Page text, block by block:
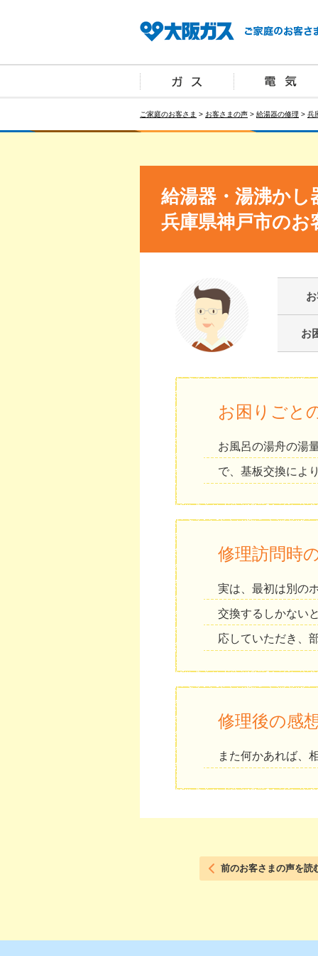
ご家庭のお客さま > お客さまの声 > 給湯器の修理 > 兵
給湯器・湯沸かし
兵庫県神戸市のお
お
お困りごと
お風呂の湯舟の湯
で、基板交換によ
修理訪問時
実は、最初は別の
交換するしかない
応していただき、
修理後の感
また何かあれば、
前のお客さまの声を読